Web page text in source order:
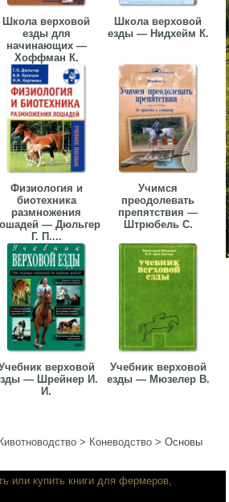
Школа верховой
езды для
начинающих —
Хоффман К.
Школа верховой
езды — Нидхейм К.
Физиология и
биотехника
размножения
— Дюльгер
Г. П....
Учимся
преодолевать
препятствия —
Штрюбель С.
верховой
— Шрейнер И.
И.
Учебник верховой
езды — Мюзелер В.
> Коневодство >Основы
или купить книги для фермеров,